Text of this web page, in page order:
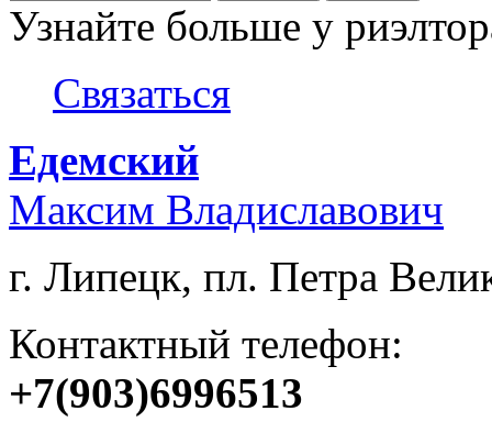
Узнайте больше у
Связаться
Едемский
Максим Владиславович
г. Липецк, пл. Петра
Контактный телефон:
+7(903)6996513